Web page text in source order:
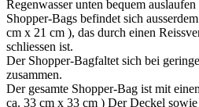
Regenwasser unten bequem
Shopper-Bags befindet sich
cm x 21 cm ), das durch einen
schliessen ist.
Der Shopper-Bagfaltet sich bei
zusammen.
Der gesamte Shopper-Bag ist mit
ca. 33 cm x 33 cm ) Der Deckel